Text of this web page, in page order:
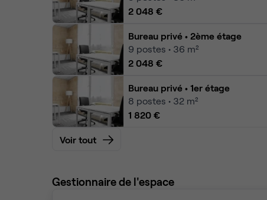
2 048 €
Bureau privé • 2ème étage
9 postes • 36 m²
2 048 €
Bureau privé • 1er étage
8 postes • 32 m²
1 820 €
Voir tout
Gestionnaire de l'espace